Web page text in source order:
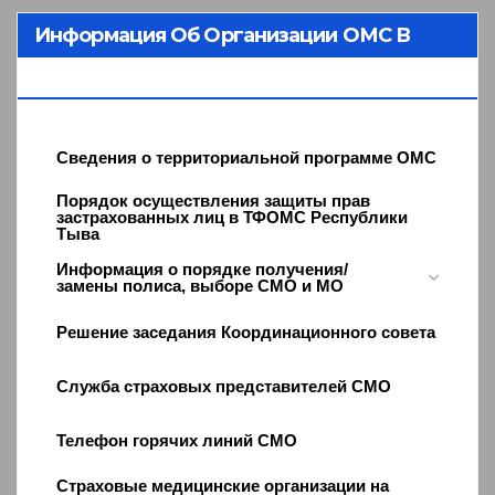
Информация Об Организации ОМС В
Сведения о территориальной программе ОМС
Порядок осуществления защиты прав
застрахованных лиц в ТФОМС Республики
Тыва
Информация о порядке получения/
замены полиса, выборе СМО и МО
Решение заседания Координационного совета
Служба страховых представителей СМО
Телефон горячих линий СМО
Страховые медицинские организации на